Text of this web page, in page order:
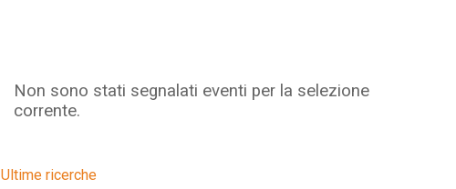
Non sono stati segnalati eventi per la selezione
corrente.
Ultime ricerche